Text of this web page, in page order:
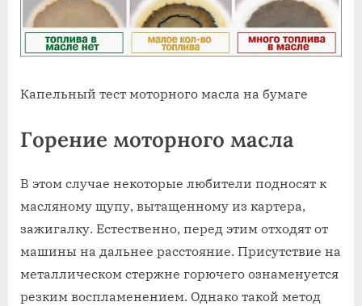
Капельный тест моторного масла на бумаге
Горение моторного масла
В этом случае некоторые любители подносят к
масляному щупу, вытащенному из картера,
зажигалку. Естественно, перед этим отходят от
машины на дальнее расстояние. Присутствие на
металлическом стержне горючего ознаменуется
резким воспламенением. Однако такой метод